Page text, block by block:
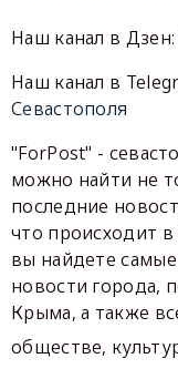
Наш канал в Дзен:
Наш канал в
Севастополя
"ForPost" -
можно найти не
последние
что происходит
вы найдете
новости города,
Крыма, а также
обществе,